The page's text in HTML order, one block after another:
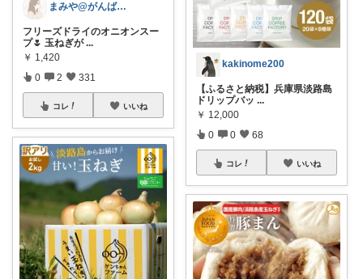
まみや@がんばりすぎない毎日を。
フリーズドライのオニオンスー
プ🌷 玉ねぎが ...
￥ 1,420
0 2 331
コレ いいね
kakinome200
【ふるさと納税】兵庫県淡路島
ドリップバッ ...
￥ 12,000
0 0 68
コレ いいね